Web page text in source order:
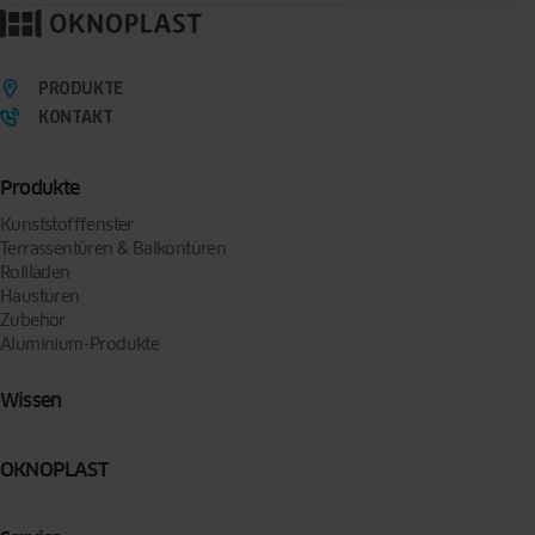
Mit dem Absenden des Formulars erklären Sie sich freiwillig damit einverstanden, dass
wir Sie per E-Mail oder Telefon kontaktieren, um Ihre Anfrage zu bearbeiten. Sie können
Produkte
Kunststofffenster
Terrassentüren & Balkontüren
Rollläden
Haustüren
Zubehör
Aluminium-Produkte
Wissen
OKNOPLAST
PRODUKTE
KONTAKT